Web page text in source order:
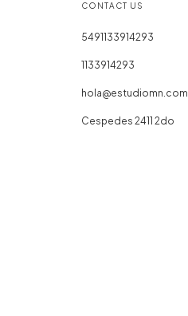
CONTACT US
5491133914293
1133914293
hola@estudiomn.com
Cespedes 2411 2do